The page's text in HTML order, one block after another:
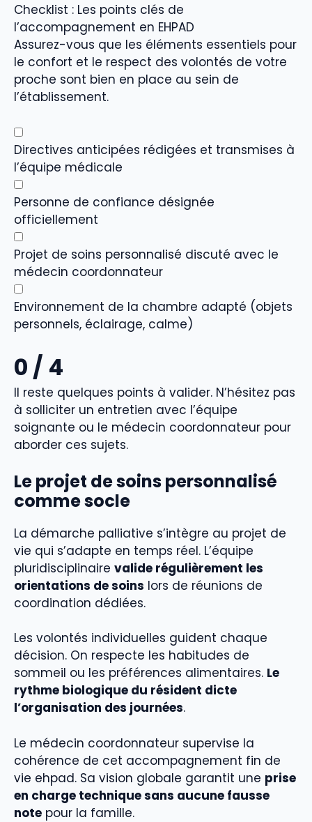
Checklist : Les points clés de
l’accompagnement en EHPAD
Assurez-vous que les éléments essentiels pour
le confort et le respect des volontés de votre
proche sont bien en place au sein de
l’établissement.
Directives anticipées rédigées et transmises à
l’équipe médicale
Personne de confiance désignée
officiellement
Projet de soins personnalisé discuté avec le
médecin coordonnateur
Environnement de la chambre adapté (objets
personnels, éclairage, calme)
0 / 4
Il reste quelques points à valider. N’hésitez pas
à solliciter un entretien avec l’équipe
soignante ou le médecin coordonnateur pour
aborder ces sujets.
Le projet de soins personnalisé
comme socle
La démarche palliative s’intègre au projet de
vie qui s’adapte en temps réel. L’équipe
pluridisciplinaire valide régulièrement les
orientations de soins lors de réunions de
coordination dédiées.
Les volontés individuelles guident chaque
décision. On respecte les habitudes de
sommeil ou les préférences alimentaires. Le
rythme biologique du résident dicte
l’organisation des journées.
Le médecin coordonnateur supervise la
cohérence de cet accompagnement fin de
vie ehpad. Sa vision globale garantit une prise
en charge technique sans aucune fausse
note pour la famille.